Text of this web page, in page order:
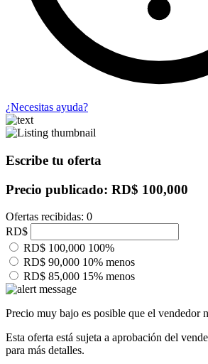
¿Necesitas ayuda?
Escribe tu oferta
Precio publicado: RD$ 100,000
Ofertas recibidas: 0
RD$
RD$ 100,000 100%
RD$ 90,000 10% menos
RD$ 85,000 15% menos
Precio muy bajo es posible que el vendedor
Esta oferta está sujeta a aprobación del
para más detalles.